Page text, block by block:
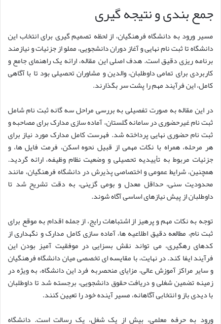
جمع بندی و نتیجه گیری
مسیر ورود به دانشگاه فرهنگیان، از لحظه تصمیم گیری برای انتخاب این
دانشگاه تا ثبت نام نهایی و آغاز دوران دانشجویی، مملو از جزئیات و نیازمند
برنامه ریزی دقیق است. هدف اصلی این مقاله، ارائه یک راهنمای جامع و
کاربردی برای تمامی داوطلبان، والدین و مشاوران تحصیلی بود تا با آگاهی
کامل، این فرآیند مهم را پشت سر بگذارند.
در این مقاله به صورت تفصیلی به بررسی مراحل سه گانه ثبت نام شامل
ثبت نام غیرحضوری در سامانه گلستان، آماده سازی مدارک برای مصاحبه و
ثبت نام حضوری نهایی پرداخته شد. فهرست کامل مدارک مورد نیاز برای
هر مرحله، همراه با نکات مهمی از قبیل نحوه اسکن، فرمت فایل ها، و
جزئیات مربوط به تأییدیه تحصیلی و وضعیت نظام وظیفه، ارائه گردید.
همچنین، شرایط عمومی و اختصاصی پذیرش در دانشگاه فرهنگیان، مانند
محدودیت سنی، حداقل معدل و بومی گزینی، به دقت تشریح شد تا
داوطلبان از پیش نیازهای اساسی آگاه شوند.
توجه به نکات مهم و پرهیز از اشتباهات رایج، از جمله اقدام به موقع برای
ثبت نام، مطالعه دقیق اطلاعیه ها، آماده سازی کامل مدارک و نگهداری از
کدهای رهگیری، می تواند نقش بسزایی در موفقیت آمیز بودن این
فرآیند ایفا کند. در نهایت، با مقایسه ای تخصصی میان دانشگاه فرهنگیان
و سایر مراکز آموزش عالی، مزایای منحصربه فرد این دانشگاه، به ویژه در
زمینه تضمین شغلی و دریافت حقوق دانشجویی، برجسته شد تا داوطلبان
با دیدی باز و انتخابی آگاهانه، مسیر آینده خود را تعیین کنند.
ورود به حرفه معلمی، بیش از یک شغل، یک رسالت است. دانشگاه